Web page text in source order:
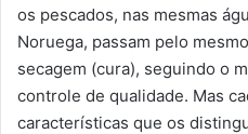
os pescados, nas mesmas
Noruega, passam pelo
secagem (cura), seguindo o
controle de qualidade. Mas
características que os